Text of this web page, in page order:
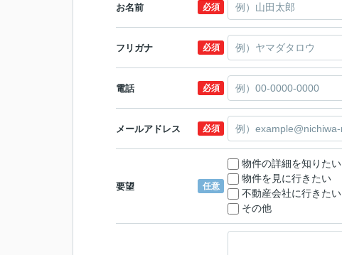
お名前 必須
フリガナ 必須
電話 必須
メールアドレス 必須
要望 任意
物件の詳細を知りたい
物件を見に行きたい
不動産会社に行きたい
その他